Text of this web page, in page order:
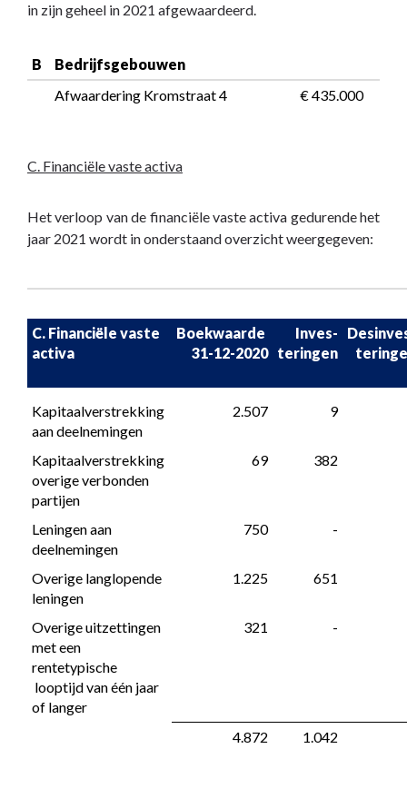
in zijn geheel in 2021 afgewaardeerd.
B
Bedrijfsgebouwen
Afwaardering Kromstraat 4
€ 435.000
C. Financiële vaste activa
Het verloop van de financiële vaste activa gedurende het
jaar 2021 wordt in onderstaand overzicht weergegeven:
C. Financiële vaste
activa
Boekwaarde
31-12-2020
Inves-
teringen
Kapitaalverstrekking
aan deelnemingen
2.507 9
Kapitaalverstrekking
overige verbonden
partijen
69 382
Leningen aan
deelnemingen
750 -
Overige langlopende
leningen
1.225 651
Overige uitzettingen
met een
rentetypische
of langer
321 -
4.872 1.042